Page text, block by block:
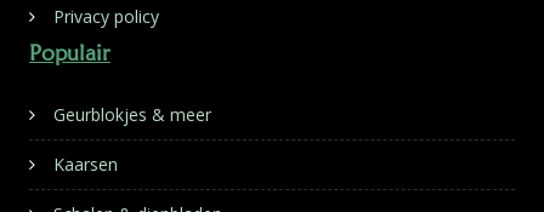
Privacy policy
Populair
Geurblokjes & meer
Kaarsen